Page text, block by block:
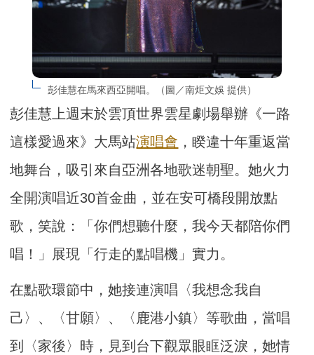
彭佳慧在馬來西亞開唱。（圖／南炬文娛 提供）
彭佳慧上週末於雲頂世界雲星劇場舉辦《一路
這樣愛過來》大馬站演唱會 ，睽違十年重返當
地舞台，吸引來自亞洲各地歌迷朝聖。她火力
全開演唱近30首金曲，並在安可橋段開放點
歌，笑說：「你們想聽什麼，我今天都陪你們
唱！」展現「行走的點唱機」實力。
在點歌環節中，她接連演唱〈我想念我自
己〉、〈甘願〉、〈鹿港小鎮〉等歌曲，當唱
到〈家後〉時，見到台下觀眾眼眶泛淚，她情